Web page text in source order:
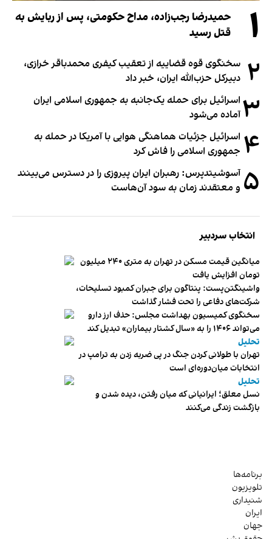
۱
حمیدرضا رجب‌زاده، مداح حکومتی، پس از ربایش به
قتل رسید
۲ سخنگوی قوه قضاییه از تعقیب کیفری محمدباقر خرازی،
دبیر‌کل حزب‌الله ایران، خبر داد
۳ اسرائیل برای حمله یک‌جانبه به جمهوری اسلامی ایران
آماده می‌شود
۴ اسرائیل جزئیات هماهنگی هوایی با آمریکا در حمله به
جمهوری اسلامی را فاش کرد
۵ آسوشیتدپرس: رهبران ایران پیروزی را در دسترس می‌بینند
و معتقدند زمان به سود آن‌هاست
انتخاب سردبیر
میانگین قیمت مسکن در تهران به متری ۲۴۰ میلیون
تومان افزایش یافت
واشینگتن‌پست: پنتاگون برای جبران کمبود تسلیحات،
شرکت‌های دفاعی را تحت فشار گذاشت
سخنگوی کمیسیون بهداشت مجلس: حذف ارز دارو
می‌تواند ۱۴۰۶ را به «سال کشتار بیماران» تبدیل کند
تحلیل
تهران با طولانی کردن جنگ در پی ضربه زدن به ترامپ در
انتخابات میان‌دوره‌ای است
تحلیل
نسل معلق؛ ایرانیانی که میان رفتن، دیده شدن و
بازگشت زندگی می‌کنند
برنامه‌ها
تلویزیون
شنیداری
ایران
جهان